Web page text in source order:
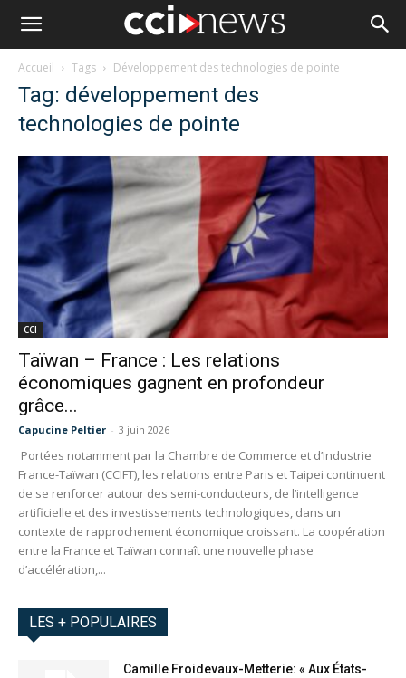
Accueil Tags Développement des technologies de pointe
Tag: développement des
technologies de pointe
CCI
Taïwan – France : Les relations
économiques gagnent en profondeur
grâce...
Capucine Peltier - 3 juin 2026
Portées notamment par la Chambre de Commerce et d’Industrie
France-Taïwan (CCIFT), les relations entre Paris et Taipei continuent
de se renforcer autour des semi-conducteurs, de l’intelligence
artificielle et des investissements technologiques, dans un
contexte de rapprochement économique croissant. La coopération
entre la France et Taïwan connaît une nouvelle phase
d’accélération,...
LES + POPULAIRES
Camille Froidevaux-Metterie: « Aux États-